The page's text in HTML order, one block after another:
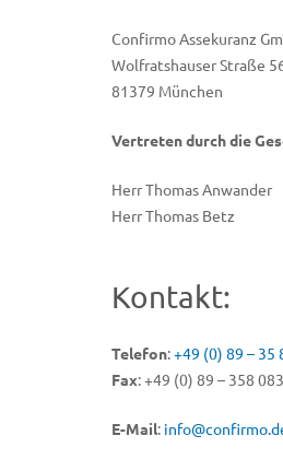
Confirmo Assekuranz
Wolfratshauser Straße
81379 München
Vertreten durch die
Herr Thomas Anwander
Herr Thomas Betz
Kontakt:
Telefon:+49 (0) 89 – 35
Fax: +49 (0) 89 – 358
E-Mail: